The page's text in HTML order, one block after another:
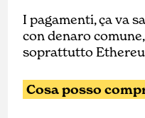
I pagamenti, ça va
con denaro
soprattutto
Cosa posso